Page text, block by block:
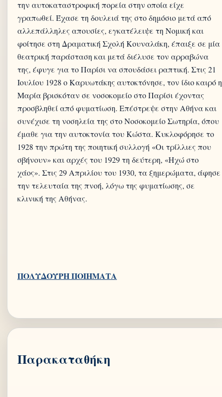
την αυτοκαταστροφική πορεία στην οποία είχε
γραπωθεί. Έχασε τη δουλειά της στο δημόσιο μετά από
αλλεπάλληλες απουσίες, εγκατέλειψε τη Νομική και
φοίτησε στη Δραματική Σχολή Κουναλάκη, έπαιξε σε μία
θεατρική παράσταση και μετά διέλυσε τον αρραβώνα
της, έφυγε για το Παρίσι να σπουδάσει ραπτική. Στις 21
Ιουλίου 1928 ο Καρυωτάκης αυτοκτόνησε, τον ίδιο καιρό η
Μαρία βρισκόταν σε νοσοκομείο στο Παρίσι έχοντας
προσβληθεί από φυματίωση. Επέστρεψε στην Αθήνα και
συνέχισε τη νοσηλεία της στο Νοσοκομείο Σωτηρία, όπου
έμαθε για την αυτοκτονία του Κώστα. Κυκλοφόρησε το
1928 την πρώτη της ποιητική συλλογή «Οι τρίλλιες που
σβήνουν» και αρχές του 1929 τη δεύτερη, «Ηχώ στο
χάος». Στις 29 Απριλίου του 1930, τα ξημερώματα, άφησε
την τελευταία της πνοή, λόγω της φυματίωσης, σε
κλινική της Αθήνας.
Παρακαταθήκη